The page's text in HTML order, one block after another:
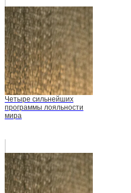
Четыре сильнейших
программы лояльности
мира